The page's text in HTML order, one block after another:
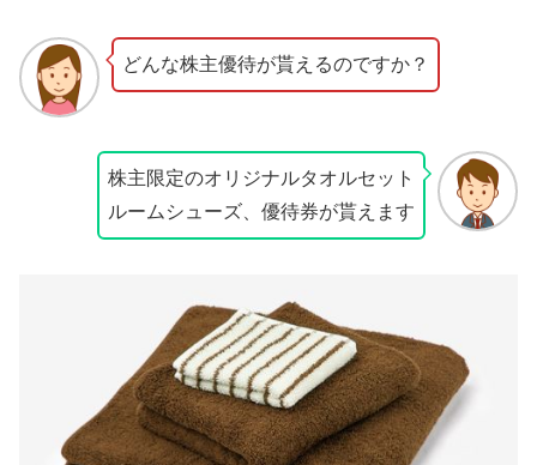
どんな株主優待が貰えるのですか？
株主限定のオリジナルタオルセット
ルームシューズ、優待券が貰えます